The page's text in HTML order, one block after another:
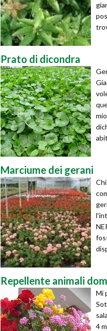
Prato di dicondra
Marciume dei gerani
Repellente animali
Mi
4